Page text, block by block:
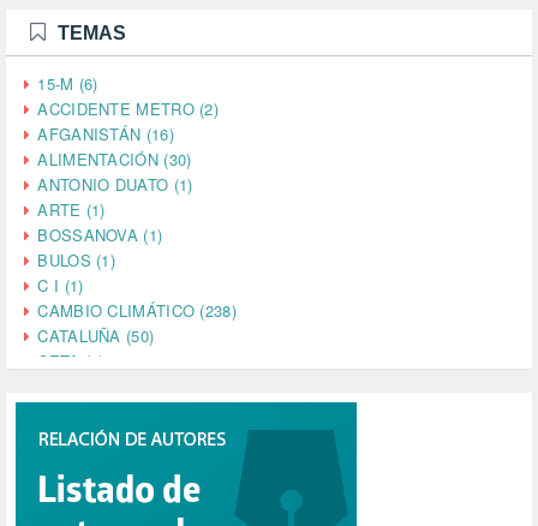
TEMAS
15-M (6)
ACCIDENTE METRO (2)
AFGANISTÁN (16)
ALIMENTACIÓN (30)
ANTONIO DUATO (1)
ARTE (1)
BOSSANOVA (1)
BULOS (1)
C I (1)
CAMBIO CLIMÁTICO (238)
CATALUÑA (50)
CETA (2)
CINE (35)
COMPROMISO (2)
CONFERENCIA (1)